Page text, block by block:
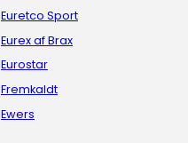
Euretco Sport
Eurex af Brax
Eurostar
Fremkaldt
Ewers